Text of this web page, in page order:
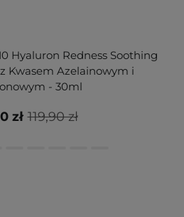
Hyaluron Redness Soothing
Kwasem Azelainowym i
- 30ml
119,90 zł
zł